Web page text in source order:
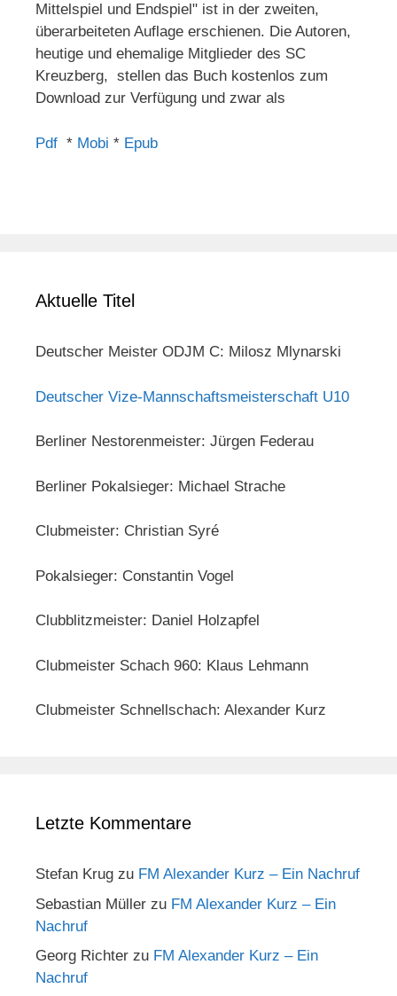
Mittelspiel und Endspiel" ist in der zweiten,
überarbeiteten Auflage erschienen. Die Autoren,
heutige und ehemalige Mitglieder des SC
Kreuzberg, stellen das Buch kostenlos zum
Download zur Verfügung und zwar als
Pdf * Mobi * Epub
Aktuelle Titel
Deutscher Meister ODJM C: Milosz Mlynarski
Deutscher Vize-Mannschaftsmeisterschaft U10
Berliner Nestorenmeister: Jürgen Federau
Berliner Pokalsieger: Michael Strache
Clubmeister: Christian Syré
Pokalsieger: Constantin Vogel
Clubblitzmeister: Daniel Holzapfel
Clubmeister Schach 960: Klaus Lehmann
Clubmeister Schnellschach: Alexander Kurz
Letzte Kommentare
Stefan Krug zu FM Alexander Kurz – Ein Nachruf
Sebastian Müller zu FM Alexander Kurz – Ein
Nachruf
Georg Richter zu FM Alexander Kurz – Ein
Nachruf